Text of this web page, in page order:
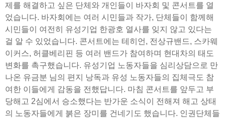
제를 해결하고 싶은 단체와 개인들이 바자회 및 콘서트를 열
었습니다. 바자회에는 여러 시민들과 작가, 단체들이 함께해
시민들이 여전히 유성기업 한광호 열사를 잊지 않고 있다는
걸 알 수 있었습니다. 콘서트에는 테히언, 전상규밴드, 스카웨
이커스, 허클베리핀 등 여러 밴드가 참여하며 현대차의 태도
변화를 촉구했습니다. 유성기업 노동자들을 심리상담으로 만
나온 유금분 님의 편지 낭독과 유성 노동자들의 집체극도 참
여한 이들에게 감동을 전했답니다. 마침 콘서트를 앞두고 부
당해고 2심에서 승소했다는 반가운 소식이 전해져 해고 상태
의 노동자들에게 붉은 장미를 건네기도 했습니다. 인권단체들